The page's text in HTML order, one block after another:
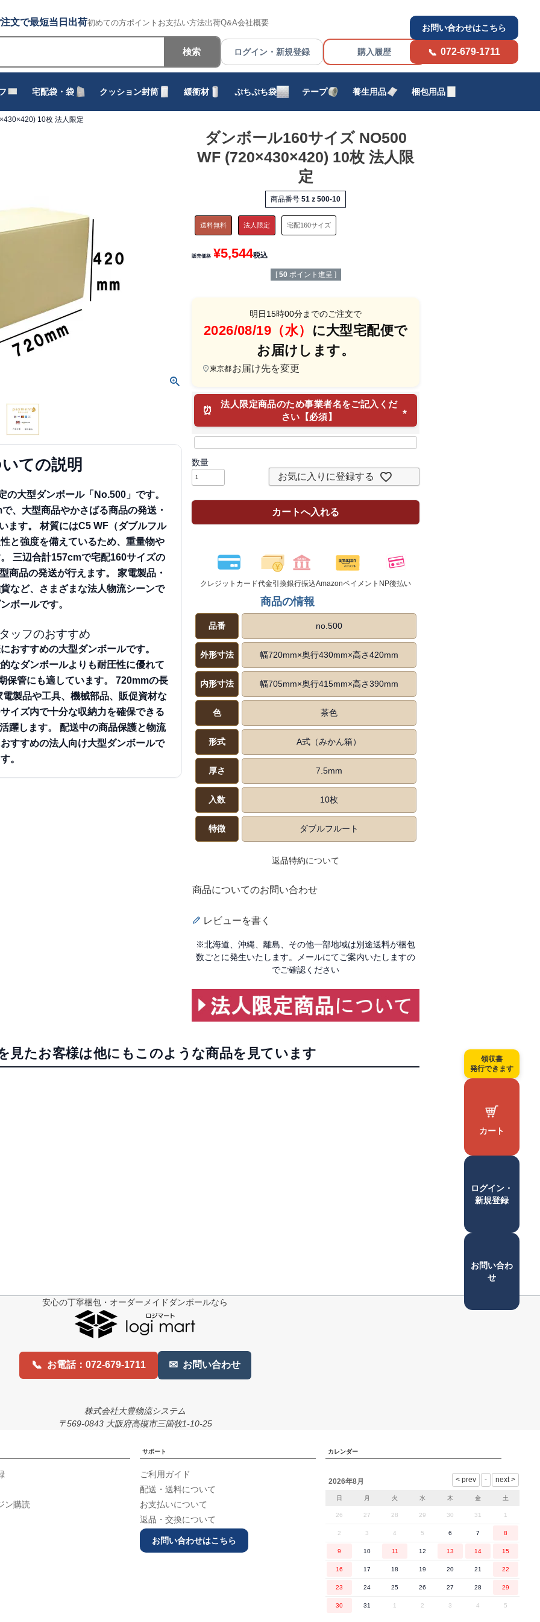
文で最短当日出荷初めての方ポイント お支払い方法出荷Q&A会社概要
検索 ログイン・新規登録 購入履歴
お問い合わせはこちら
072-679-1711
領収書
発行できます
カート
ログイン・
新規登録
お問い合わ
せ
宅配袋・袋 クッション封筒 緩衝材 ぷちぷち袋 テープ 養生用品 梱包用品
10枚 法人限定
ての説明
大型ダンボール「No.500」です。
、大型商品やかさばる商品の発送・
ます。
材質にはC5 WF（ダブルフル
と強度を備えているため、重量物や
三辺合計157cmで宅配160サイズの
商品の発送が行えます。
家電製品・
など、さまざまな法人物流シーンで
ボールです。
ッフのおすすめ
おすすめの大型ダンボールです。
なダンボールよりも耐圧性に優れて
管にも適しています。
720mmの長
製品や工具、機械部品、販促資材な
イズ内で十分な収納力を確保できる
躍します。
配送中の商品保護と物流
すすめの法人向け大型ダンボールで
す。
ダンボール160サイズ NO500
WF (720×430×420) 10枚 法人限
定
商品番号 51ｚ500-10
送料無料 法人限定 宅配160サイズ
販売価格 ¥5,544税込
[ 50 ポイント進呈 ]
明日15時00分までのご注文で
2026/08/19（水） に大型宅配便で
お届けします。
東京都お届け先を変更
法人限定商品のため事業者名をご記入くだ
さい【必須】
(
必
)
お気に入りに登録する
カートへ入れる
クレジットカード代金引換銀行振込Amazonペイメント NP後払い
商品の情報
品番 no.500
外形寸法 幅720mm×奥行430mm×高さ420mm
内形寸法 幅705mm×奥行415mm×高さ390mm
色 茶色
形式 A式（みかん箱）
厚さ 7.5mm
入数 10枚
特徴 ダブルフルート
返品特約について
商品についてのお問い合わせ
レビューを書く
※北海道、沖縄、離島、その他一部地域は別途送料が梱包
数ごとに発生いたします。メールにてご案内いたしますの
でご確認ください
見たお客様は他にもこのような商品を見ています
安心の丁寧梱包・オーダーメイドダンボールなら
📞 お電話：072-679-1711 ✉ お問い合わせ
株式会社大豊物流システム
〒569-0843 大阪府高槻市三箇牧1-10-25
ン購読
サポート
ご利用ガイド
配送・送料について
お支払いについて
返品・交換について
お問い合わせはこちら
カレンダー
2026年8月
日 月 火 水 木 金 土
26 27 28 29 30 31 1
2 3 4 5 6 7 8
9 10 11 12 13 14 15
16 17 18 19 20 21 22
23 24 25 26 27 28 29
30 31 1 2 3 4 5